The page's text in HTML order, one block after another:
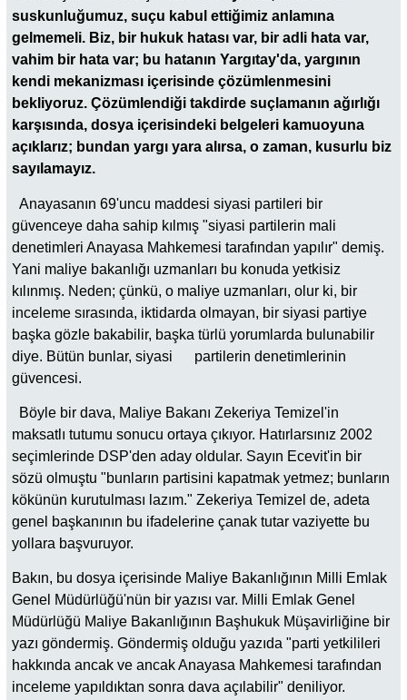
suskunluğumuz, suçu kabul ettiğimiz anlamına
gelmemeli. Biz, bir hukuk hatası var, bir adli hata var,
vahim bir hata var; bu hatanın Yargıtay'da, yargının
kendi mekanizması içerisinde çözümlenmesini
bekliyoruz. Çözümlendiği takdirde suçlamanın ağırlığı
karşısında, dosya içerisindeki belgeleri kamuoyuna
açıklarız; bundan yargı yara alırsa, o zaman, kusurlu biz
sayılamayız.
Anayasanın 69'uncu maddesi siyasi partileri bir
güvenceye daha sahip kılmış "siyasi partilerin mali
denetimleri Anayasa Mahkemesi tarafından yapılır" demiş.
Yani maliye bakanlığı uzmanları bu konuda yetkisiz
kılınmış. Neden; çünkü, o maliye uzmanları, olur ki, bir
inceleme sırasında, iktidarda olmayan, bir siyasi partiye
başka gözle bakabilir, başka türlü yorumlarda bulunabilir
diye. Bütün bunlar, siyasi partilerin denetimlerinin
güvencesi.
Böyle bir dava, Maliye Bakanı Zekeriya Temizel'in
maksatlı tutumu sonucu ortaya çıkıyor. Hatırlarsınız 2002
seçimlerinde DSP'den aday oldular. Sayın Ecevit'in bir
sözü olmuştu "bunların partisini kapatmak yetmez; bunların
kökünün kurutulması lazım." Zekeriya Temizel de, adeta
genel başkanının bu ifadelerine çanak tutar vaziyette bu
yollara başvuruyor.
Bakın, bu dosya içerisinde Maliye Bakanlığının Milli Emlak
Genel Müdürlüğü'nün bir yazısı var. Milli Emlak Genel
Müdürlüğü Maliye Bakanlığının Başhukuk Müşavirliğine bir
yazı göndermiş. Göndermiş olduğu yazıda "parti yetkilileri
hakkında ancak ve ancak Anayasa Mahkemesi tarafından
inceleme yapıldıktan sonra dava açılabilir" deniliyor.